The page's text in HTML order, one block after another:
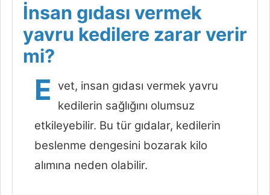
İnsan gıdası vermek
yavru kedilere zarar verir
mi?
E vet, insan gıdası vermek yavru
kedilerin sağlığını olumsuz
etkileyebilir. Bu tür gıdalar, kedilerin
beslenme dengesini bozarak kilo
alımına neden olabilir.